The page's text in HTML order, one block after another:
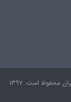
محفوظ است. ۱۳۹۷